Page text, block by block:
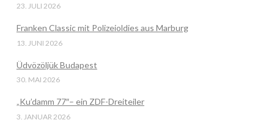
23. JULI 2026
Franken Classic mit Polizeioldies aus Marburg
13. JUNI 2026
Üdvözöljük Budapest
30. MAI 2026
„Ku’damm 77″– ein ZDF-Dreiteiler
3. JANUAR 2026